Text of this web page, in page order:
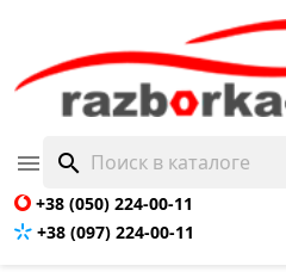
 search
+38 (050) 224-00-11
+38 (097) 224-00-11